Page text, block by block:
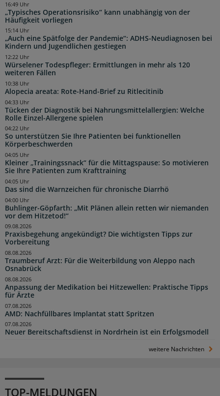
„Typisches Operationsrisiko“ kann unabhängig von der
Häufigkeit vorliegen
16:49 Uhr
„Auch eine Spätfolge der Pandemie“: ADHS-Neudiagnosen bei
Kindern und Jugendlichen gestiegen
15:14 Uhr
Würselener Todespfleger: Ermittlungen in mehr als 120
weiteren Fällen
12:22 Uhr
Alopecia areata: Rote-Hand-Brief zu Ritlecitinib
10:38 Uhr
Tücken der Diagnostik bei Nahrungsmittelallergien: Welche
Rolle Einzel-Allergene spielen
04:33 Uhr
So unterstützen Sie Ihre Patienten bei funktionellen
Körperbeschwerden
04:22 Uhr
Kleiner „Trainingssnack“ für die Mittagspause: So motivieren
Sie Ihre Patienten zum Krafttraining
04:05 Uhr
Das sind die Warnzeichen für chronische Diarrhö
04:05 Uhr
Buhlinger-Göpfarth: „Mit Plänen allein retten wir niemanden
vor dem Hitzetod!“
04:00 Uhr
Praxisbegehung angekündigt? Die wichtigsten Tipps zur
Vorbereitung
09.08.2026
Traumberuf Arzt: Für die Weiterbildung von Aleppo nach
Osnabrück
08.08.2026
Anpassung der Medikation bei Hitzewellen: Praktische Tipps
für Ärzte
08.08.2026
AMD: Nachfüllbares Implantat statt Spritzen
07.08.2026
Neuer Bereitschaftsdienst in Nordrhein ist ein Erfolgsmodell
07.08.2026
weitere Nachrichten
TOP-MELDUNGEN